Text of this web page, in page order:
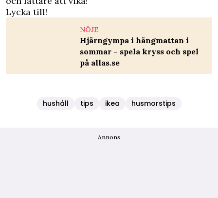
Lycka till!
NÖJE
Hjärngympa i hängmattan i
sommar – spela kryss och spel
på allas.se
hushåll tips ikea husmorstips
Annons